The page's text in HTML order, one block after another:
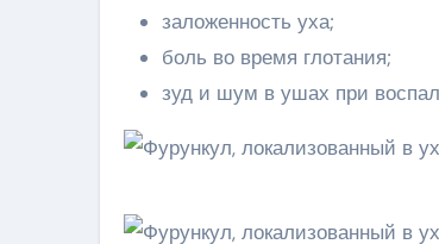
заложенность уха;
боль во время глотания;
зуд и шум в ушах при